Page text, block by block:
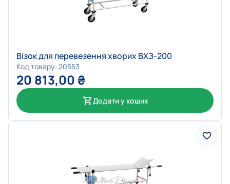
Візок для перевезення хворих ВХЗ-200
Код товару: 20553
20 813,00 ₴
Додати у кошик